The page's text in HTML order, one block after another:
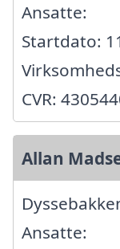
Ansatte:
Startdato:
CVR:
Allan
Ansatte: